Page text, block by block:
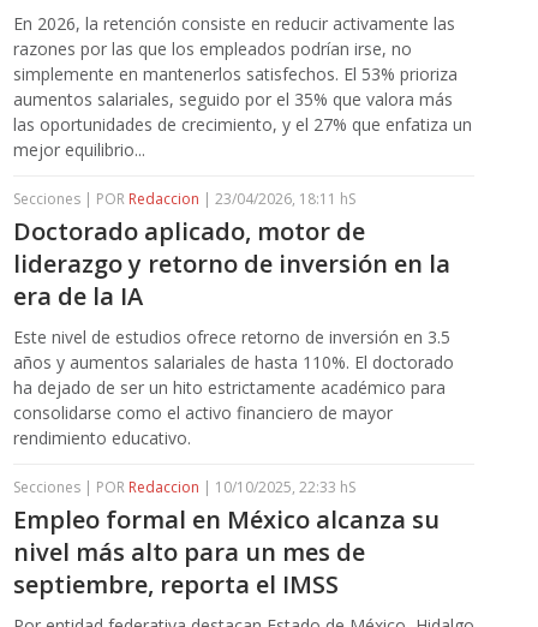
En 2026, la retención consiste en reducir activamente las
razones por las que los empleados podrían irse, no
simplemente en mantenerlos satisfechos. El 53% prioriza
aumentos salariales, seguido por el 35% que valora más
las oportunidades de crecimiento, y el 27% que enfatiza un
mejor equilibrio...
Secciones | POR Redaccion | 23/04/2026, 18:11 hS
Doctorado aplicado, motor de
liderazgo y retorno de inversión en la
era de la IA
Este nivel de estudios ofrece retorno de inversión en 3.5
años y aumentos salariales de hasta 110%. El doctorado
ha dejado de ser un hito estrictamente académico para
consolidarse como el activo financiero de mayor
rendimiento educativo.
Secciones | POR Redaccion | 10/10/2025, 22:33 hS
Empleo formal en México alcanza su
nivel más alto para un mes de
septiembre, reporta el IMSS